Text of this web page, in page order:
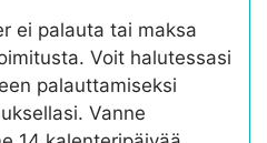
ei palauta tai maksa
Voit halutessasi
palauttamiseksi
Vanne